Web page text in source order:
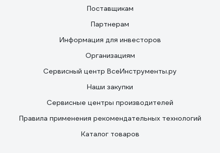
Поставщикам
Партнерам
Информация для инвесторов
Организациям
Сервисный центр ВсеИнструменты.ру
Наши закупки
Сервисные центры производителей
Правила применения рекомендательных технологий
Каталог товаров